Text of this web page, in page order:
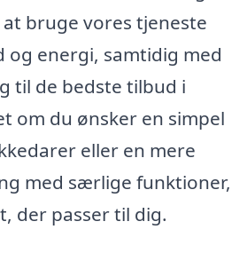
bruge vores tjeneste
og energi, samtidig med
til de bedste tilbud i
om du ønsker en simpel
eller en mere
med særlige funktioner,
der passer til dig.